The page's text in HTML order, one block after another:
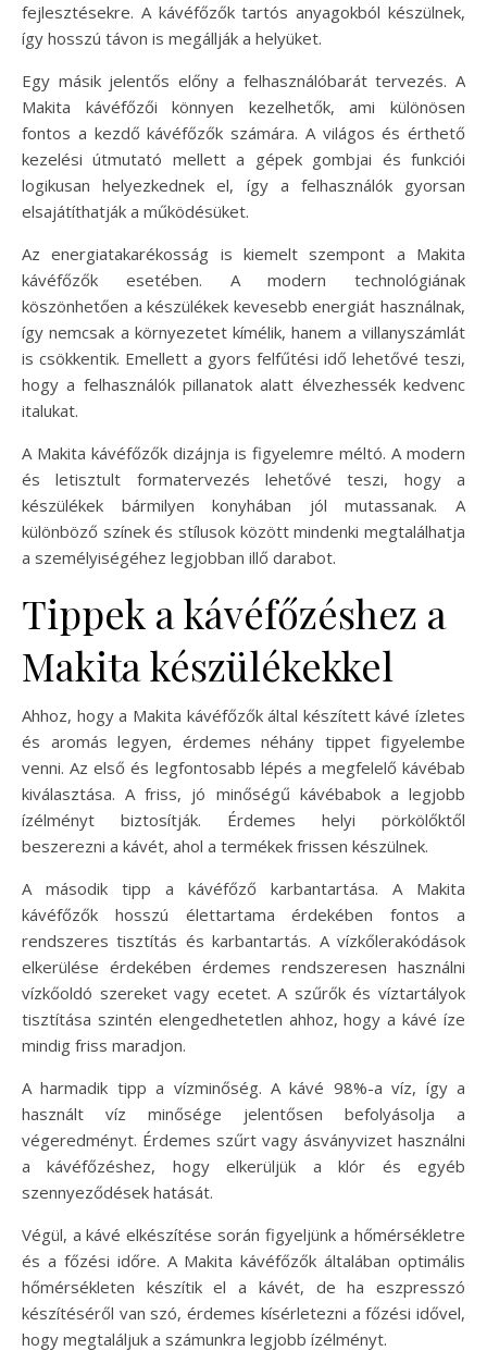
fejlesztésekre. A kávéfőzők tartós anyagokból készülnek,
így hosszú távon is megállják a helyüket.
Egy másik jelentős előny a felhasználóbarát tervezés. A
Makita kávéfőzői könnyen kezelhetők, ami különösen
fontos a kezdő kávéfőzők számára. A világos és érthető
kezelési útmutató mellett a gépek gombjai és funkciói
logikusan helyezkednek el, így a felhasználók gyorsan
elsajátíthatják a működésüket.
Az energiatakarékosság is kiemelt szempont a Makita
kávéfőzők esetében. A modern technológiának
köszönhetően a készülékek kevesebb energiát használnak,
így nemcsak a környezetet kímélik, hanem a villanyszámlát
is csökkentik. Emellett a gyors felfűtési idő lehetővé teszi,
hogy a felhasználók pillanatok alatt élvezhessék kedvenc
italukat.
A Makita kávéfőzők dizájnja is figyelemre méltó. A modern
és letisztult formatervezés lehetővé teszi, hogy a
készülékek bármilyen konyhában jól mutassanak. A
különböző színek és stílusok között mindenki megtalálhatja
a személyiségéhez legjobban illő darabot.
Tippek a kávéfőzéshez a
Makita készülékekkel
Ahhoz, hogy a Makita kávéfőzők által készített kávé ízletes
és aromás legyen, érdemes néhány tippet figyelembe
venni. Az első és legfontosabb lépés a megfelelő kávébab
kiválasztása. A friss, jó minőségű kávébabok a legjobb
ízélményt biztosítják. Érdemes helyi pörkölőktől
beszerezni a kávét, ahol a termékek frissen készülnek.
A második tipp a kávéfőző karbantartása. A Makita
kávéfőzők hosszú élettartama érdekében fontos a
rendszeres tisztítás és karbantartás. A vízkőlerakódások
elkerülése érdekében érdemes rendszeresen használni
vízkőoldó szereket vagy ecetet. A szűrők és víztartályok
tisztítása szintén elengedhetetlen ahhoz, hogy a kávé íze
mindig friss maradjon.
A harmadik tipp a vízminőség. A kávé 98%-a víz, így a
használt víz minősége jelentősen befolyásolja a
végeredményt. Érdemes szűrt vagy ásványvizet használni
a kávéfőzéshez, hogy elkerüljük a klór és egyéb
szennyeződések hatását.
Végül, a kávé elkészítése során figyeljünk a hőmérsékletre
és a főzési időre. A Makita kávéfőzők általában optimális
hőmérsékleten készítik el a kávét, de ha eszpresszó
készítéséről van szó, érdemes kísérletezni a főzési idővel,
hogy megtaláljuk a számunkra legjobb ízélményt.